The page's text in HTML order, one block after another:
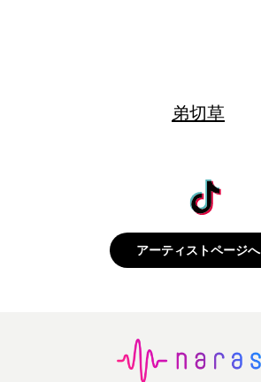
弟切草
アーティストページへ